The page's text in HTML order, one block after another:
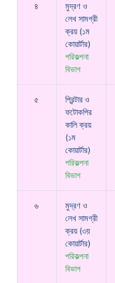
৪
মুদ্রণ ও
লেখ সামগ্রী
ক্রয় (১ম
কোয়ার্টার)
পরিকল্পনা
বিভাগ
৫
প্রিন্টার ও
ফটোকপির
কালি ক্রয়
(১ম
কোয়ার্টার)
পরিকল্পনা
বিভাগ
৬
মুদ্রণ ও
লেখ সামগ্রী
ক্রয় (৩য়
কোয়ার্টার)
পরিকল্পনা
বিভাগ